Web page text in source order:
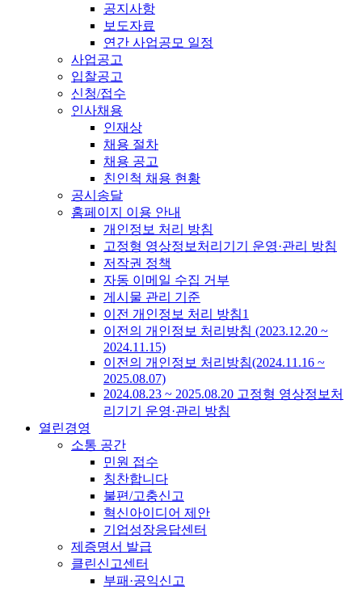
공지사항
보도자료
연간 사업공모 일정
사업공고
입찰공고
신청/접수
인사채용
인재상
채용 절차
채용 공고
친인척 채용 현황
공시송달
홈페이지 이용 안내
개인정보 처리 방침
고정형 영상정보처리기기 운영·관리 방침
저작권 정책
자동 이메일 수집 거부
게시물 관리 기준
이전 개인정보 처리 방침1
이전의 개인정보 처리방침 (2023.12.20 ~
2024.11.15)
이전의 개인정보 처리방침(2024.11.16 ~
2025.08.07)
2024.08.23 ~ 2025.08.20 고정형 영상정보처
리기기 운영·관리 방침
열린경영
소통 공간
민원 접수
칭찬합니다
불편/고충신고
혁신아이디어 제안
기업성장응답센터
제증명서 발급
클린신고센터
부패·공익신고